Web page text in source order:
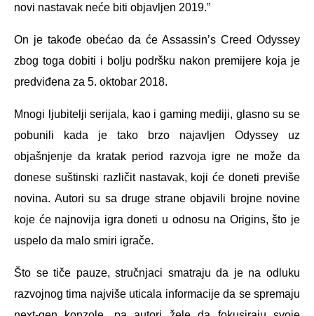
novi nastavak neće biti objavljen 2019.”
On je takođe obećao da će Assassin’s Creed Odyssey
zbog toga dobiti i bolju podršku nakon premijere koja je
predviđena za 5. oktobar 2018.
Mnogi ljubitelji serijala, kao i gaming mediji, glasno su se
pobunili kada je tako brzo najavljen Odyssey uz
objašnjenje da kratak period razvoja igre ne može da
donese suštinski različit nastavak, koji će doneti previše
novina. Autori su sa druge strane objavili brojne novine
koje će najnovija igra doneti u odnosu na Origins, što je
uspelo da malo smiri igrače.
Što se tiče pauze, stručnjaci smatraju da je na odluku
razvojnog tima najviše uticala informacije da se spremaju